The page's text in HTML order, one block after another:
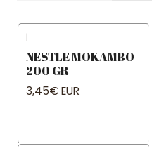
|
NESTLE MOKAMBO
200 GR
3,45€ EUR